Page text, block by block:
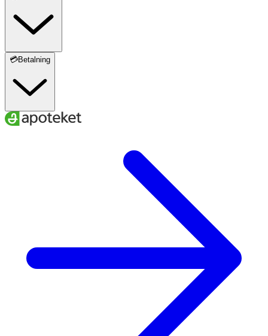
💳Betalning